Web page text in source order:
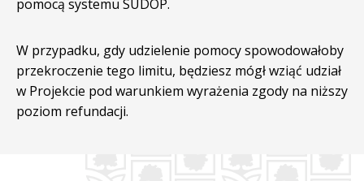
pomocą systemu SUDOP.
W przypadku, gdy udzielenie pomocy spowodowałoby
przekroczenie tego limitu, będziesz mógł wziąć udział
w Projekcie pod warunkiem wyrażenia zgody na niższy
poziom refundacji.